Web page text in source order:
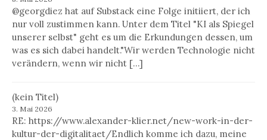
@georgdiez hat auf Substack eine Folge initiiert, der ich
nur voll zustimmen kann. Unter dem Titel "KI als Spiegel
unserer selbst" geht es um die Erkundungen dessen, um
was es sich dabei handelt."Wir werden Technologie nicht
verändern, wenn wir nicht […]
(kein Titel)
3. Mai 2026
RE: https://www.alexander-klier.net/new-work-in-der-
kultur-der-digitalitaet/Endlich komme ich dazu, meine